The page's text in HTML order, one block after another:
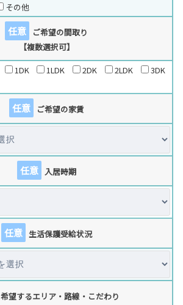
その他
任意
ご希望の間取り
【複数選択可】
1DK 1LDK 2DK 2LDK
3DK
任意 ご希望の家賃
任意 入居時期
任意 生活保護受給状況
希望するエリア・路線・こだわり